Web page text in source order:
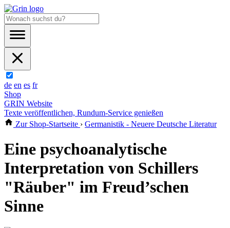
de en es fr
Shop
GRIN Website
Texte veröffentlichen, Rundum-Service genießen
Zur Shop-Startseite › Germanistik - Neuere Deutsche Literatur
Eine psychoanalytische
Interpretation von Schillers
"Räuber" im Freud’schen
Sinne